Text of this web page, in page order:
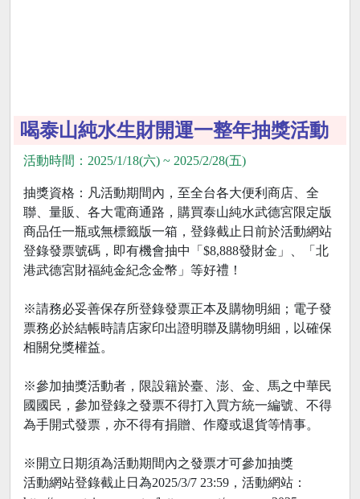
喝泰山純水生財開運一整年抽獎活動
活動時間：2025/1/18(六) ~ 2025/2/28(五)
抽獎資格：凡活動期間內，至全台各大便利商店、全
聯、量販、各大電商通路，購買泰山純水武德宮限定版
商品任一瓶或無標籤版一箱，登錄截止日前於活動網站
登錄發票號碼，即有機會抽中「$8,888發財金」、「北
港武德宮財福純金紀念金幣」等好禮！
※請務必妥善保存所登錄發票正本及購物明細；電子發
票務必於結帳時請店家印出證明聯及購物明細，以確保
相關兌獎權益。
※參加抽獎活動者，限設籍於臺、澎、金、馬之中華民
國國民，參加登錄之發票不得打入買方統一編號、不得
為手開式發票，亦不得有捐贈、作廢或退貨等情事。
※開立日期須為活動期間內之發票才可參加抽獎
活動網站登錄截止日為2025/3/7 23:59，活動網站：